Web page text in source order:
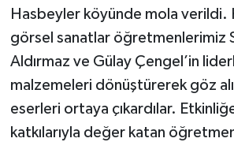
Hasbeyler köyünde mola verildi.
görsel sanatlar öğretmenlerimiz
Aldırmaz ve Gülay Çengel’in
malzemeleri dönüştürerek göz
eserleri ortaya çıkardılar.
katkılarıyla değer katan